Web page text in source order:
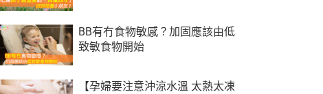
BB有冇食物敏感？加固應該由低
致敏食物開始
【孕婦要注意沖涼水溫 太熱太凍